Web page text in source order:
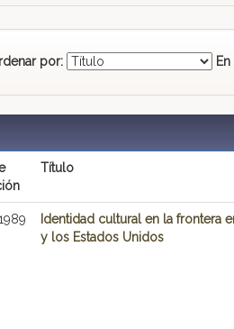
por:
Título
Identidad cultural en la frontera
y los Estados Unidos